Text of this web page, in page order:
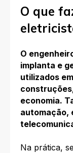
O que
O
implanta e
utilizados
economia.
automação,
Na prática,